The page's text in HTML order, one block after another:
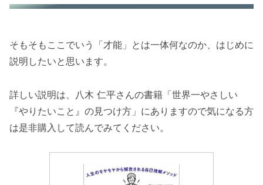
なぜ才能を理解する必要があるのか
高まる
才能は短所にもなる
強
研究活動は才能を見つけやすい
そもそもここでいう「才能」とは一体何なのか、はじめに
説明したいと思います。
詳しい説明は、八木 仁平さんの書籍「世界一やさしい
『やりたいこと』の見つけ方」にありますので気になる方
は是非購入して読んでみてください。